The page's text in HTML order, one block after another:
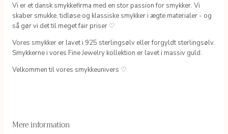
Vi er et dansk smykkefirma med en stor passion for smykker. Vi
skaber smukke, tidløse og klassiske smykker i ægte materialer - og
så gør vi det til meget fair priser ♡
Vores smykker er lavet i 925 sterlingsølv eller forgyldt sterlingsølv.
Smykkerne i vores Fine Jewelry kollektion er lavet i massiv guld.
Velkommen til vores smykkeunivers ♡
Mere information